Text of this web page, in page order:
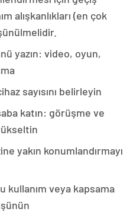
alışkanlıkları (en çok
yazın: video, oyun,
sayısını belirleyin
katın: görüşme ve
yakın konumlandırmayı
kullanım veya kapsama